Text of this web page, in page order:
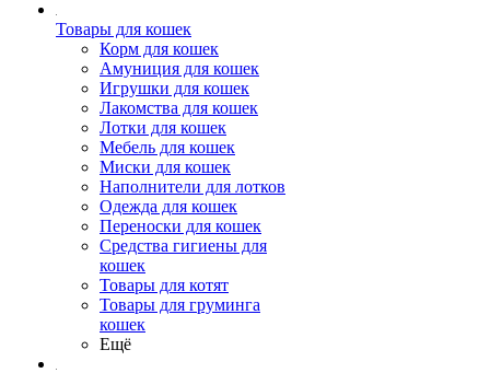
Товары для кошек
Корм для кошек
Амуниция для кошек
Игрушки для кошек
Лакомства для кошек
Лотки для кошек
Мебель для кошек
Миски для кошек
Наполнители для лотков
Одежда для кошек
Переноски для кошек
Средства гигиены для
кошек
Товары для котят
Товары для груминга
кошек
Ещё